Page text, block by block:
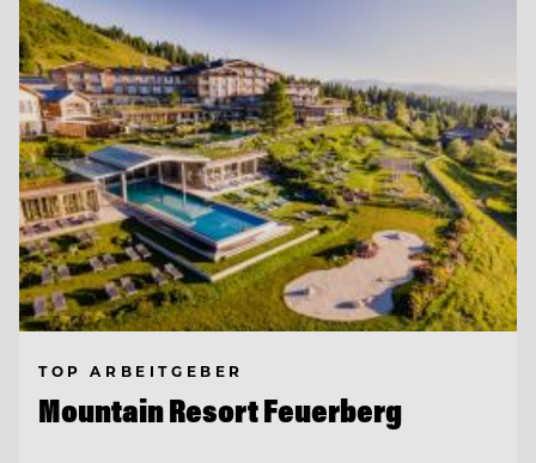
TOP ARBEITGEBER
Mountain Resort Feuerberg